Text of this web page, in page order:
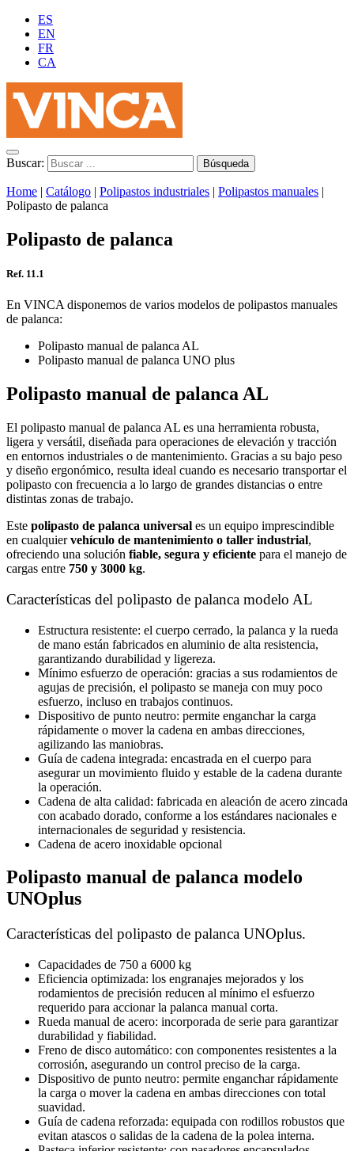
ES
EN
FR
CA
Buscar:
Home | Catálogo | Polipastos industriales | Polipastos manuales |
Polipasto de palanca
Polipasto de palanca
Ref. 11.1
En VINCA disponemos de varios modelos de polipastos manuales
de palanca:
Polipasto manual de palanca AL
Polipasto manual de palanca UNO plus
Polipasto manual de palanca AL
El polipasto manual de palanca AL es una herramienta robusta,
ligera y versátil, diseñada para operaciones de elevación y tracción
en entornos industriales o de mantenimiento. Gracias a su bajo peso
y diseño ergonómico, resulta ideal cuando es necesario transportar el
polipasto con frecuencia a lo largo de grandes distancias o entre
distintas zonas de trabajo.
Este polipasto de palanca universal es un equipo imprescindible
en cualquiervehículo de mantenimiento o taller industrial,
ofreciendo una solución fiable, segura y eficiente para el manejo de
cargas entre 750 y 3000 kg.
Características del polipasto de palanca modelo AL
Estructura resistente: el cuerpo cerrado, la palanca y la rueda
de mano están fabricados en aluminio de alta resistencia,
garantizando durabilidad y ligereza.
Mínimo esfuerzo de operación: gracias a sus rodamientos de
agujas de precisión, el polipasto se maneja con muy poco
esfuerzo, incluso en trabajos continuos.
Dispositivo de punto neutro: permite enganchar la carga
rápidamente o mover la cadena en ambas direcciones,
agilizando las maniobras.
Guía de cadena integrada: encastrada en el cuerpo para
asegurar un movimiento fluido y estable de la cadena durante
la operación.
Cadena de alta calidad: fabricada en aleación de acero zincada
con acabado dorado, conforme a los estándares nacionales e
internacionales de seguridad y resistencia.
Cadena de acero inoxidable opcional
Polipasto manual de palanca modelo
UNOplus
Características del polipasto de palanca UNOplus.
Capacidades de 750 a 6000 kg
Eficiencia optimizada: los engranajes mejorados y los
rodamientos de precisión reducen al mínimo el esfuerzo
requerido para accionar la palanca manual corta.
Rueda manual de acero: incorporada de serie para garantizar
durabilidad y fiabilidad.
Freno de disco automático: con componentes resistentes a la
corrosión, asegurando un control preciso de la carga.
Dispositivo de punto neutro: permite enganchar rápidamente
la carga o mover la cadena en ambas direcciones con total
suavidad.
Guía de cadena reforzada: equipada con rodillos robustos que
evitan atascos o salidas de la cadena de la polea interna.